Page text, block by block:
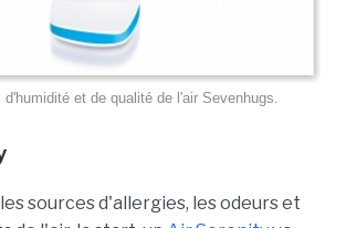
d'humidité et de qualité de l'air Sevenhugs.
sources d'allergies, les odeurs et